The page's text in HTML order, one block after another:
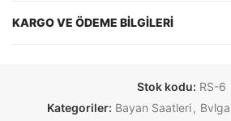
KARGO VE ÖDEME BILGILERI
Stok kodu: RS-6
Kategoriler: Bayan Saatleri ,